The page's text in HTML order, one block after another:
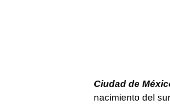
Ciudad de
nacimiento del